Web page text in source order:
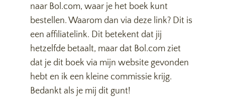
naar Bol.com, waar je het boek kunt
bestellen. Waarom dan via deze link? Dit is
een affiliatelink. Dit betekent dat jij
hetzelfde betaalt, maar dat Bol.com ziet
dat je dit boek via mijn website gevonden
hebt en ik een kleine commissie krijg.
Bedankt als je mij dit gunt!